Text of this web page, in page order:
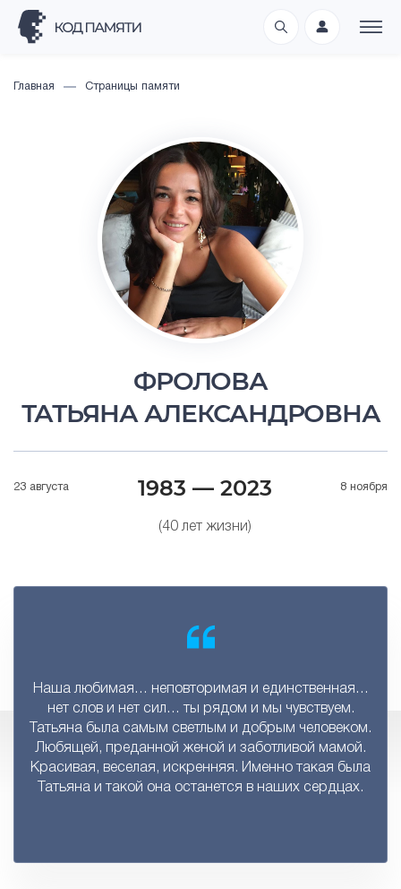
Главная Страницы памяти
ФРОЛОВА
ТАТЬЯНА АЛЕКСАНДРОВНА
23 августа 1983 — 2023
(40 лет жизни)
8 ноября
Наша любимая… неповторимая и единственная…
нет слов и нет сил… ты рядом и мы чувствуем.
Татьяна была самым светлым и добрым человеком.
Любящей, преданной женой и заботливой мамой.
Красивая, веселая, искренняя. Именно такая была
Татьяна и такой она останется в наших сердцах.